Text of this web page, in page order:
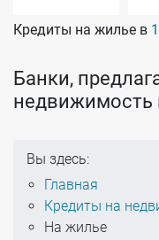
Кредиты на жилье в
Банки,
недвижимость
Вы здесь:
Главная
Кредиты на
На жилье